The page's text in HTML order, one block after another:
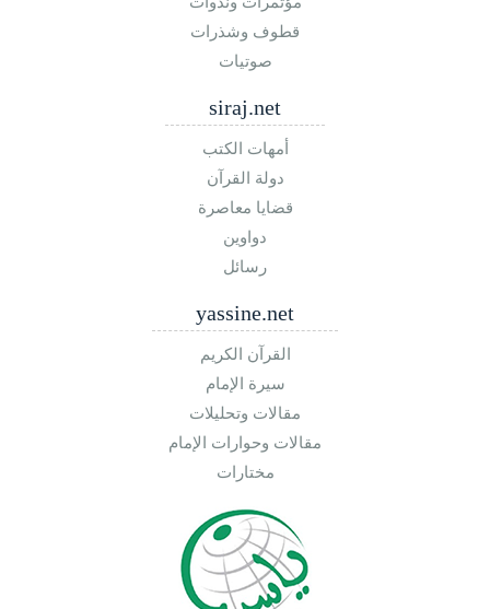
قطوف وشذرات
صوتيات
siraj.net
أمهات الكتب
دولة القرآن
قضايا معاصرة
دواوين
رسائل
yassine.net
القرآن الكريم
سيرة الإمام
مقالات وتحليلات
مقالات وحوارات الإمام
مختارات